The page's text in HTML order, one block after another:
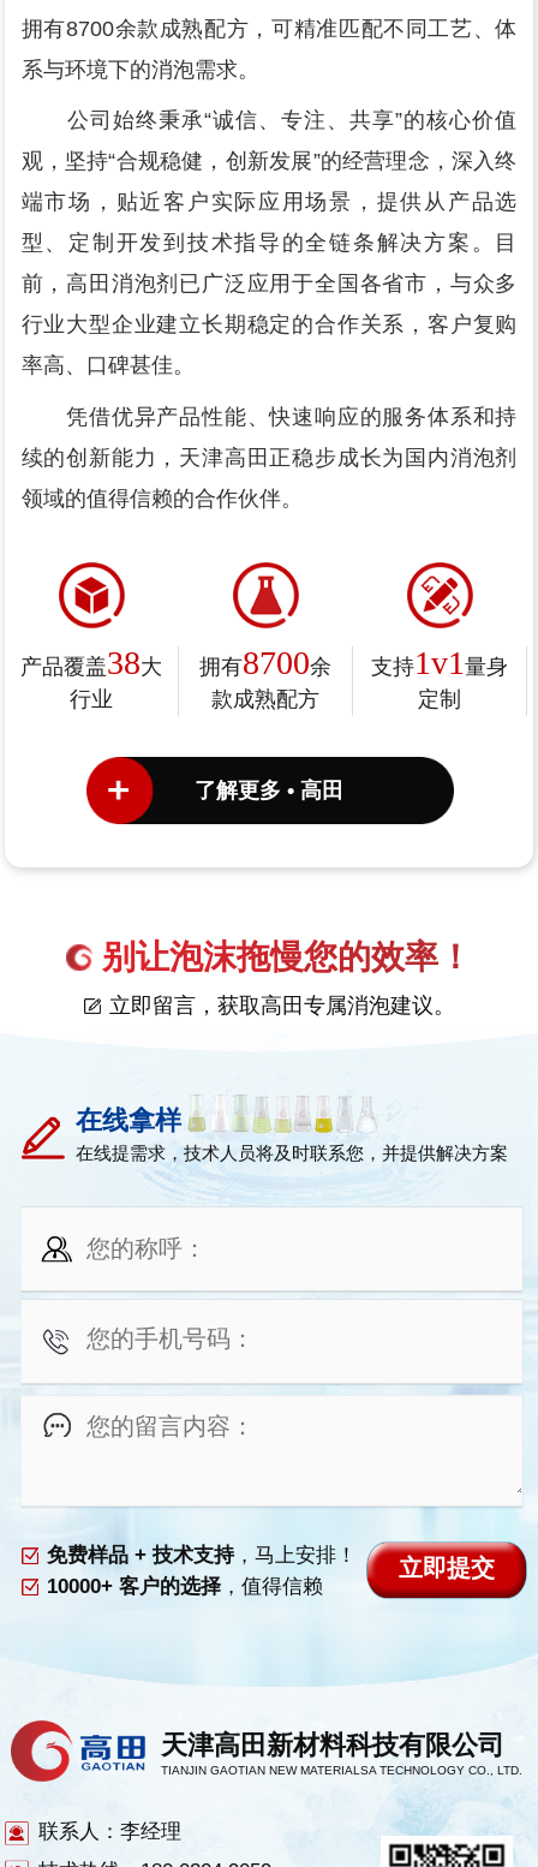
拥有8700余款成熟配方，可精准匹配不同工艺、体
系与环境下的消泡需求。
公司始终秉承“诚信、专注、共享”的核心价值
观，坚持“合规稳健，创新发展”的经营理念，深入终
端市场，贴近客户实际应用场景，提供从产品选
型、定制开发到技术指导的全链条解决方案。目
前，高田消泡剂已广泛应用于全国各省市，与众多
行业大型企业建立长期稳定的合作关系，客户复购
率高、口碑甚佳。
凭借优异产品性能、快速响应的服务体系和持
续的创新能力，天津高田正稳步成长为国内消泡剂
领域的值得信赖的合作伙伴。
产品覆盖38大
行业
拥有8700余
款成熟配方
支持1v1 量身
定制
了解更多 • 高田
别让泡沫拖慢您的效率！
立即留言，获取高田专属消泡建议。
在线拿样
在线提需求，技术人员将及时联系您，并提供解决方案
免费样品 + 技术支持，马上安排！
10000+ 客户的选择，值得信赖
天津高田新材料科技有限公司
TIANJIN GAOTIAN NEW MATERIALSA TECHNOLOGY CO., LTD.
联系人：李经理